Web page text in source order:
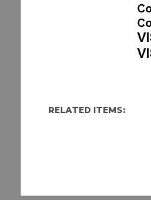
RELATED ITEMS: